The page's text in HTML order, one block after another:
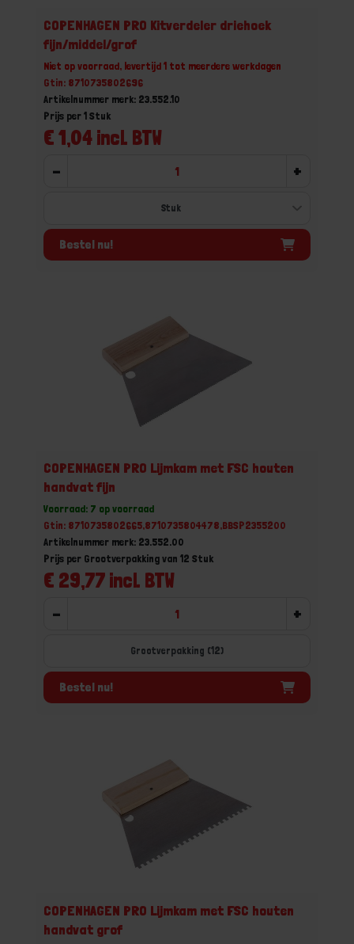
COPENHAGEN PRO Kitverdeler driehoek
fijn/middel/grof
Niet op voorraad, levertijd 1 tot meerdere werkdagen
Gtin: 8710735802696
Artikelnummer merk: 23.552.10
€ 1,04 incl. BTW
Prijs per 1 Stuk
- +
Bestel nu!
COPENHAGEN PRO Lijmkam met FSC houten
handvat fijn
Voorraad: 7 op voorraad
Gtin: 8710735802665,8710735804478,BBSP2355200
Artikelnummer merk: 23.552.00
€ 29,77 incl. BTW
Prijs per Grootverpakking van 12 Stuk
- +
Grootverpakking (12)
Bestel nu!
COPENHAGEN PRO Lijmkam met FSC houten
handvat grof